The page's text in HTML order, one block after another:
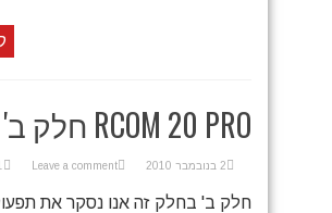
RCOM 20 PRO חלק ב'
2 בנובמבר 2010 Leave a comment
חלק ב' בחלק זה אנו נסקר את